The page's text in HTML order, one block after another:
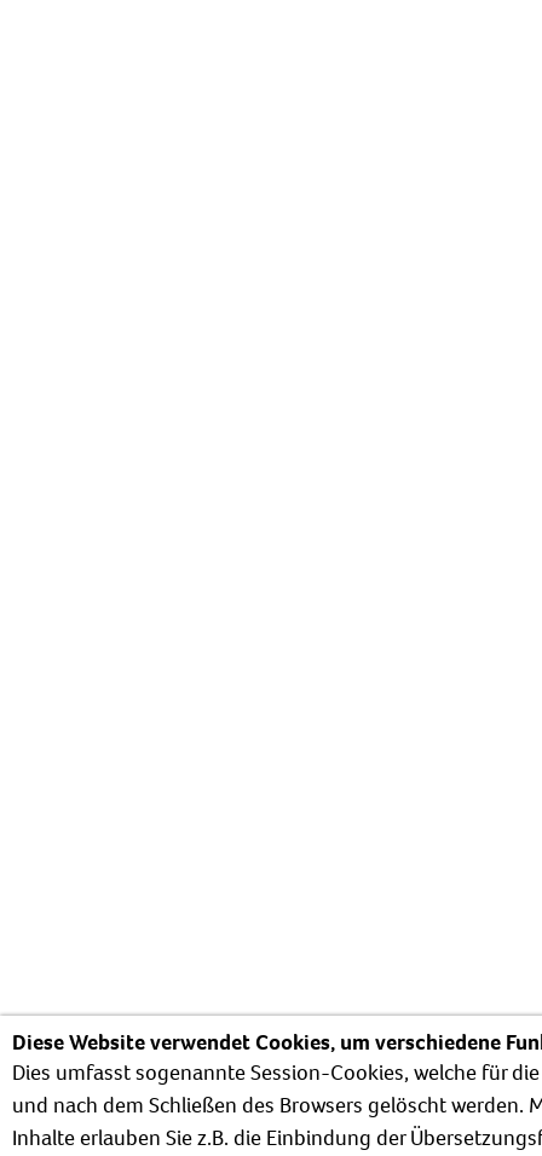
Diese Website verwendet Cookies, um verschiedene
Dies umfasst sogenannte Session-Cookies, welche für
und nach dem Schließen des Browsers gelöscht werden.
Inhalte erlauben Sie z.B. die Einbindung der